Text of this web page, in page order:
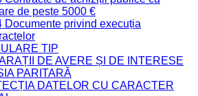
de peste 5000 €
Documente privind execuția
TIP
DE AVERE ȘI DE INTERESE
PARITARĂ
DATELOR CU CARACTER